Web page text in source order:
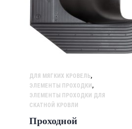
ДЛЯ МЯГКИХ КРОВЕЛЬ,
ЭЛЕМЕНТЫ ПРОХОДКИ ,
ЭЛЕМЕНТЫ ПРОХОДКИ ДЛЯ
СКАТНОЙ КРОВЛИ
Проходной